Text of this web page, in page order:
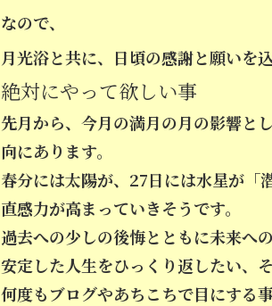
なので、
月光浴と共に、日頃の感謝と願いを
絶対にやって欲しい事
先月から、今月の満月の月の影響と
向にあります。
春分には太陽が、27日には水星が「
直感力が高まっていきそうです。
過去への少しの後悔とともに未来へ
安定した人生をひっくり返したい、
何度もブログやあちこちで目にする